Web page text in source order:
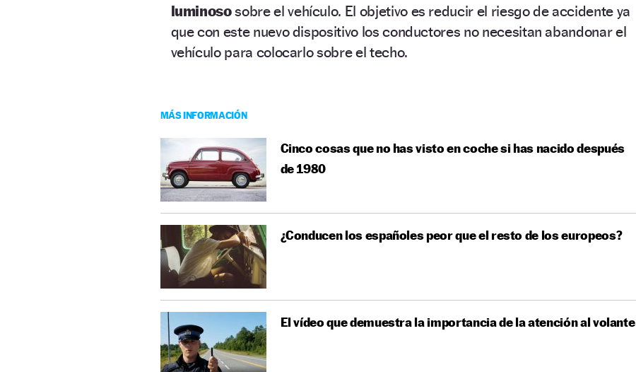
luminososobre el vehículo. El objetivo es reducir el riesgo de accidente ya
que con este nuevo dispositivo los conductores no necesitan abandonar el
vehículo para colocarlo sobre el techo.
MÁS INFORMACIÓN
Cinco cosas que no has visto en coche si has nacido después
de 1980
¿Conducen los españoles peor que el resto de los europeos?
El vídeo que demuestra la importancia de la atención al volante